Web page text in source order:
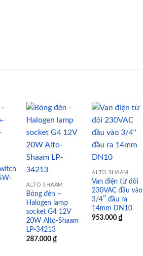
Add to
wishlist
ALTO SHAAM
Bóng đèn –
Halogen lamp
socket G4 12V
20W Alto-Shaam
LP-34213
287.000₫
Add to
ALTO SHAAM
Van điện từ đôi
230VAC đầu vào
3/4″ đầu ra
14mm DN10
953.000₫